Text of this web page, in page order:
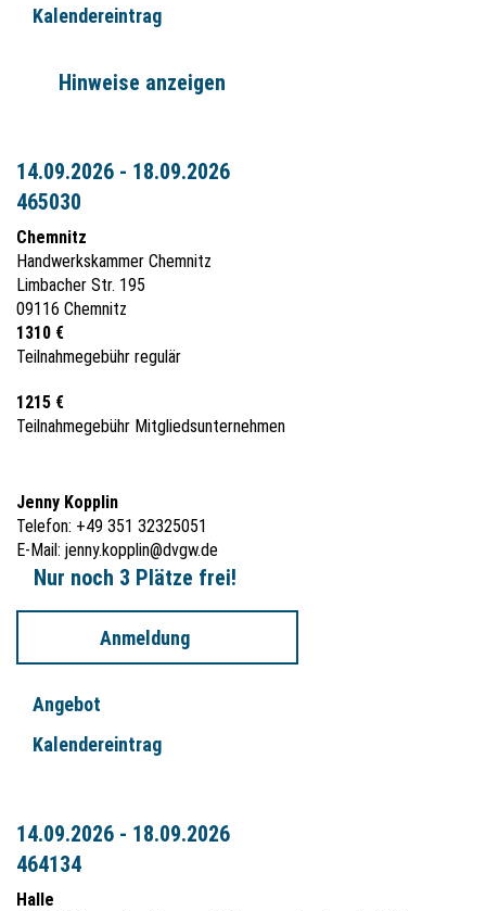
Kalendereintrag
Hinweise anzeigen
14.09.2026 - 18.09.2026
465030
Chemnitz
Handwerkskammer Chemnitz
Limbacher Str. 195
09116 Chemnitz
1310 €
Teilnahmegebühr regulär
1215 €
Teilnahmegebühr Mitgliedsunternehmen
Jenny Kopplin
Telefon: +49 351 32325051
E-Mail: jenny.kopplin@dvgw.de
Nur noch 3 Plätze frei!
Anmeldung
Angebot
Kalendereintrag
14.09.2026 - 18.09.2026
464134
Halle